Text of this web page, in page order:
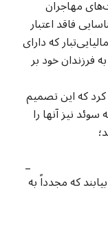
مهاجران
فاقد اعتبار
که دارای
فرزندان خود بر
که این تصميم
نیز آنها را
كه به دلیل جنگ از
که مجدداً به